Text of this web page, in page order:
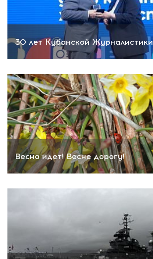
30 лет Кубанской Журналистики
Весна идет! Весне дорогу!